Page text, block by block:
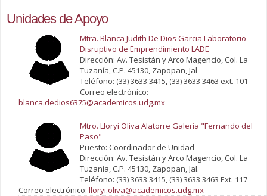
Unidades de Apoyo
Mtra. Blanca Judith De Dios Garcia Laboratorio
Disruptivo de Emprendimiento LADE
Dirección: Av. Tesistán y Arco Magencio, Col. La
Tuzanía, C.P. 45130, Zapopan, Jal
Teléfono: (33) 3633 3415, (33) 3633 3463 ext. 101
Correo electrónico:
blanca.dedios6375@academicos.udg.mx
Mtro. Lloryi Oliva Alatorre Galeria "Fernando del
Paso"
Puesto: Coordinador de Unidad
Dirección: Av. Tesistán y Arco Magencio, Col. La
Tuzanía, C.P. 45130, Zapopan, Jal.
Teléfono: (33) 3633 3415, (33) 3633 3463 Ext. 117
Correo electrónico: lloryi.oliva@academicos.udg.mx